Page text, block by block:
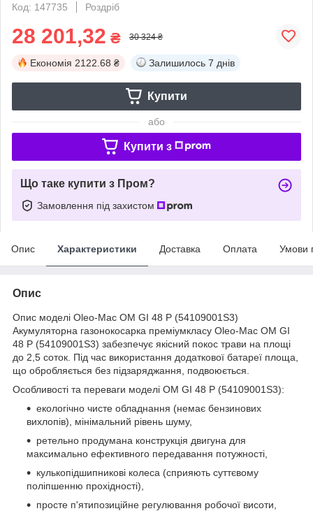
Код: 147735
Роздріб
28 201,32 ₴ 30 324 ₴
Економія 2122.68 ₴ Залишилось 7 днів
Купити
або
Купити з
Що таке купити з Пром?
Замовлення під захистом
Опис Характеристики Доставка Оплата Умови
Опис
Опис моделі Oleo-Mac OM GI 48 P (54109001S3)
Акумуляторна газонокосарка преміумкласу Oleo-Mac OM GI
48 P (54109001S3) забезпечує якісний покос трави на площі
до 2,5 соток. Під час використання додаткової батареї площа,
що обробляється без підзаряджання, подвоюється.
Особливості та переваги моделі OM GI 48 P (54109001S3):
екологічно чисте обладнання (немає бензинових
вихлопів), мінімальний рівень шуму,
ретельно продумана конструкція двигуна для
максимально ефективного передавання потужності,
кулькопідшипникові колеса (сприяють суттєвому
поліпшенню прохідності),
просте п'ятипозиційне регулювання робочої висоти,